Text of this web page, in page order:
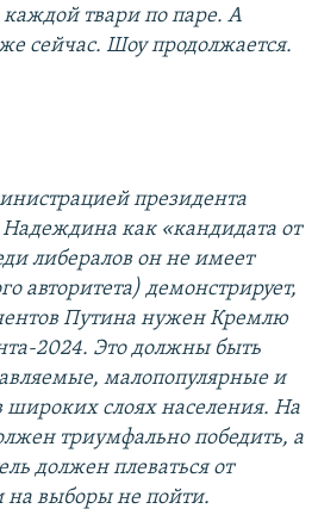
твари по паре. А
сейчас. Шоу продолжается.
президента
как «кандидата от
либералов он не имеет
авторитета) демонстрирует,
Путина нужен Кремлю
2024. Это должны быть
малопопулярные и
широких слоях населения. На
триумфально победить, а
должен плеваться от
на выборы не пойти.